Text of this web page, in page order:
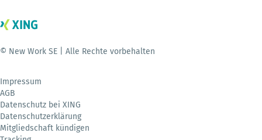
© New Work SE | Alle Rechte vorbehalten
Impressum
AGB
Datenschutz bei XING
Datenschutzerklärung
Mitgliedschaft kündigen